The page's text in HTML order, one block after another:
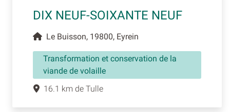
DIX NEUF-SOIXANTE NEUF
Le Buisson, 19800, Eyrein
Transformation et conservation de la
viande de volaille
16.1 km de Tulle